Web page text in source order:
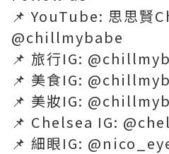
📌 YouTube: 思思賢
@chillmybabe
📌 旅行IG:
📌 美食IG:
📌 美妝IG:
📌 Chelsea IG:
📌 細眼IG: